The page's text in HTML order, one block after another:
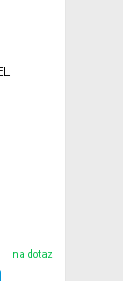
na dotaz